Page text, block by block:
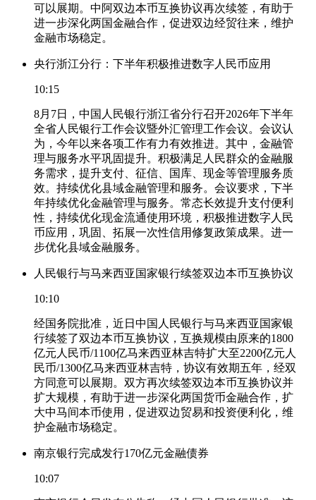
可以展期。中阿双边本币互换协议再次续签，有助于
进一步深化两国金融合作，促进双边经贸往来，维护
金融市场稳定。
央行浙江分行：下半年积极推进数字人民币应用
10:15
8月7日，中国人民银行浙江省分行召开2026年下半年
全省人民银行工作会议暨外汇管理工作会议。会议认
为，今年以来各项工作有力有效推进。其中，金融管
理与服务水平巩固提升。积极满足人民群众的金融服
务需求，提升支付、征信、国库、现金等管理服务质
效。持续优化县域金融管理和服务。会议要求，下半
年持续优化金融管理与服务。常态长效提升支付便利
性，持续优化现金流通使用环境，积极推进数字人民
币应用，巩固、拓展一次性信用修复政策成果。进一
步优化县域金融服务。
人民银行与马来西亚国家银行续签双边本币互换协议
10:10
经国务院批准，近日中国人民银行与马来西亚国家银
行续签了双边本币互换协议，互换规模由原来的1800
亿元人民币/1100亿马来西亚林吉特扩大至2200亿元人
民币/1300亿马来西亚林吉特，协议有效期五年，经双
方同意可以展期。双方再次续签双边本币互换协议并
扩大规模，有助于进一步深化两国货币金融合作，扩
大中马间本币使用，促进双边贸易和投资便利化，维
护金融市场稳定。
南京银行完成发行170亿元金融债券
10:07